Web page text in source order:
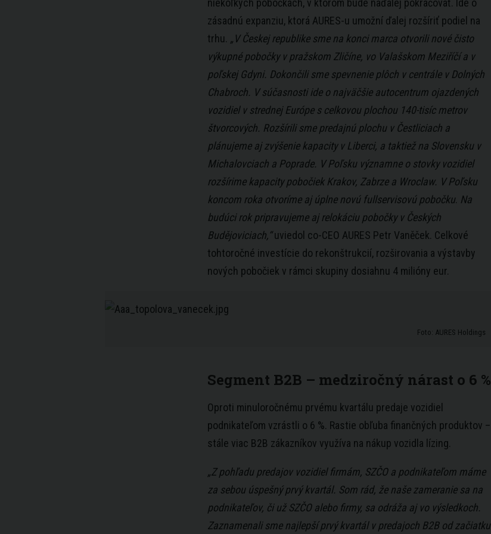
niekoľkých pobočkách, v ktorom bude naďalej pokračovať. Ide o
zásadnú expanziu, ktorá AURES-u umožní ďalej rozšíriť podiel na
trhu. „V Českej republike sme na konci marca otvorili nové čisto
výkupné pobočky v pražskom Zličíne, vo Valašskom Meziříčí a v
poľskej Gdyni. Dokončili sme spevnenie plôch v centrále v Dolných
Chabroch. V súčasnosti ide o najväčšie autocentrum ojazdených
vozidiel v strednej Európe s celkovou plochou 140-tisíc metrov
štvorcových. Rozšírili sme predajnú plochu v Čestliciach a
plánujeme aj zvýšenie kapacity v Liberci, a taktiež na Slovensku v
Michalovciach a Poprade. V Poľsku významne o stovky vozidiel
rozšírime kapacity pobočiek Krakov, Zabrze a Wroclaw. V Poľsku
koncom roka otvoríme aj úplne novú fullservisovú pobočku. Na
budúci rok pripravujeme aj relokáciu pobočky v Českých
Budějoviciach,“uviedol co-CEO AURES Petr Vaněček. Celkové
tohtoročné investície do rekonštrukcií, rozširovania a výstavby
nových pobočiek v rámci skupiny dosiahnu 4 milióny eur.
Foto: AURES Holdings
Segment B2B – medziročný nárast o 6 %
Oproti minuloročnému prvému kvartálu predaje vozidiel
podnikateľom vzrástli o 6 %. Rastie obľuba finančných produktov –
stále viac B2B zákazníkov využíva na nákup vozidla lízing.
„Z pohľadu predajov vozidiel firmám, SZČO a podnikateľom máme
za sebou úspešný prvý kvartál. Som rád, že naše zameranie sa na
podnikateľov, či už SZČO alebo firmy, sa odráža aj vo výsledkoch.
Zaznamenali sme najlepší prvý kvartál v predajoch B2B od začiatku